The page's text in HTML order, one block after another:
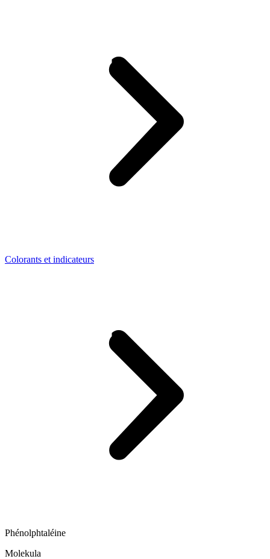
Colorants et indicateurs
Phénolphtaléine
Molekula